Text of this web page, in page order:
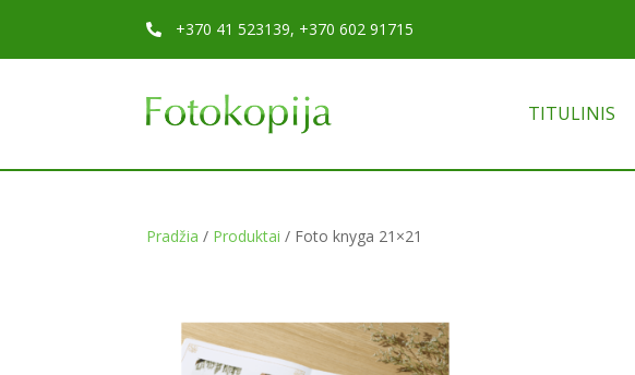
 +370 41 523139, +370 602 91715
TITULINIS
Pradžia / Produktai / Foto knyga 21×21